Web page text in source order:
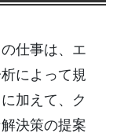
仕事は、エ
によって規
加えて、ク
決策の提案